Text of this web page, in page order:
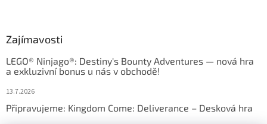
Zajímavosti
LEGO® Ninjago®: Destiny's Bounty Adventures — nová hra
a exkluzivní bonus u nás v obchodě!
13.7.2026
Připravujeme: Kingdom Come: Deliverance – Desková hra